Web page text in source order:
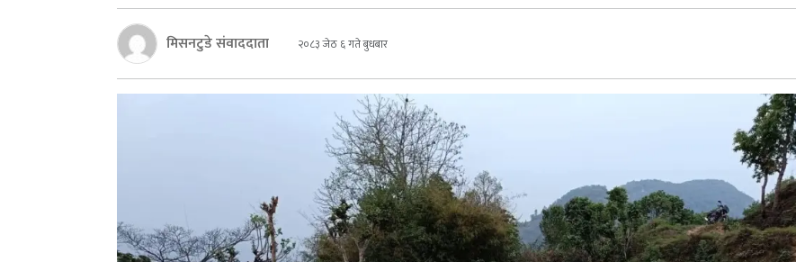
मिसनटुडे संवाददाता २०८३ जेठ ६ गते बुधबार